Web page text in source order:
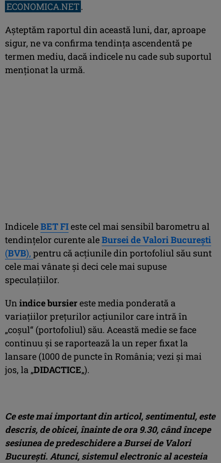
ECONOMICA.NET.
Aşteptăm raportul din această luni, dar, aproape
sigur, ne va confirma tendinţa ascendentă pe
termen mediu, dacă indicele nu cade sub suportul
menţionat la urmă.
IndiceleBET FIeste cel mai sensibil barometru al
tendinţelor curente aleBursei de Valori Bucureşti
(BVB), pentru că acţiunile din portofoliul său sunt
cele mai vânate şi deci cele mai supuse
speculaţiilor.
Unindice bursiereste media ponderată a
variaţiilor preţurilor acţiunilor care intră în
„coşul“ (portofoliul) său. Această medie se face
continuu şi se raportează la un reper fixat la
lansare (1000 de puncte în România; vezi şi mai
jos, la „DIDACTICE„).
Ce este mai important din articol, sentimentul, este
descris, de obicei, înainte de ora 9.30, când începe
sesiunea de predeschidere a Bursei de Valori
Bucureşti. Atunci, sistemul electronic al acesteia